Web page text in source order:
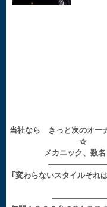
当社なら きっと次のオー
☆ ス
メカニック、数
｢変わらないスタイルそれ